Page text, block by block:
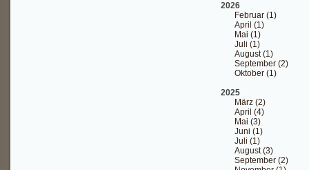
2026
Februar (1)
April (1)
Mai (1)
Juli (1)
August (1)
September (2)
Oktober (1)
2025
März (2)
April (4)
Mai (3)
Juni (1)
Juli (1)
August (3)
September (2)